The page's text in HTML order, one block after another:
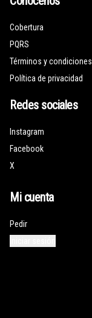
Cobertura
PQRS
Términos y condiciones
Política de privacidad
Redes sociales
Instagram
Facebook
X
Mi cuenta
Pedir